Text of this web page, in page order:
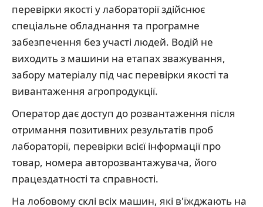
перевірки якості у лабораторії здійснює
спеціальне обладнання та програмне
забезпечення без участі людей. Водій не
виходить з машини на етапах зважування,
забору матеріалу під час перевірки якості та
вивантаження агропродукції.
Оператор дає доступ до розвантаження після
отримання позитивних результатів проб
лабораторії, перевірки всієї інформації про
товар, номера авторозвантажувача, його
працездатності та справності.
На лобовому склі всіх машин, які в'їжджають на